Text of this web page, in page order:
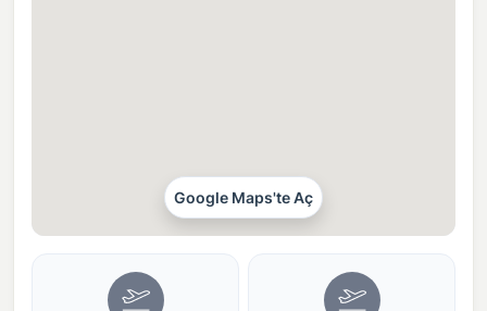
Google Maps'te Aç